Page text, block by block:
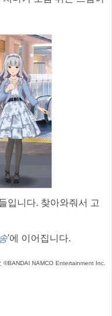
입니다. 찾아와줘서 고
'에 이어집니다.
©BANDAI NAMCO Entertainment Inc.